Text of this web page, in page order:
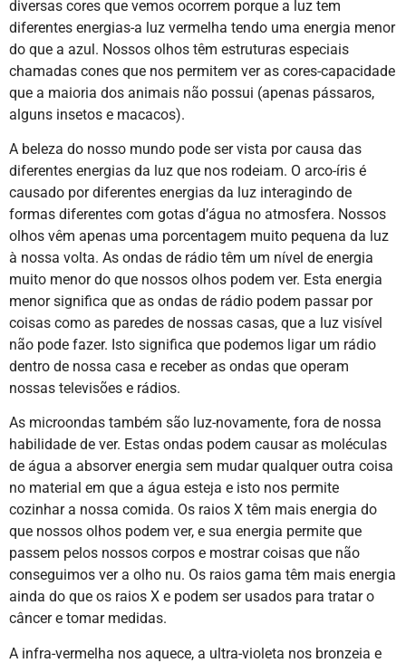
diversas cores que vemos ocorrem porque a luz tem
diferentes energias-a luz vermelha tendo uma energia menor
do que a azul. Nossos olhos têm estruturas especiais
chamadas cones que nos permitem ver as cores-capacidade
que a maioria dos animais não possui (apenas pássaros,
alguns insetos e macacos).
A beleza do nosso mundo pode ser vista por causa das
diferentes energias da luz que nos rodeiam. O arco-íris é
causado por diferentes energias da luz interagindo de
formas diferentes com gotas d’água no atmosfera. Nossos
olhos vêm apenas uma porcentagem muito pequena da luz
à nossa volta. As ondas de rádio têm um nível de energia
muito menor do que nossos olhos podem ver. Esta energia
menor significa que as ondas de rádio podem passar por
coisas como as paredes de nossas casas, que a luz visível
não pode fazer. Isto significa que podemos ligar um rádio
dentro de nossa casa e receber as ondas que operam
nossas televisões e rádios.
As microondas também são luz-novamente, fora de nossa
habilidade de ver. Estas ondas podem causar as moléculas
de água a absorver energia sem mudar qualquer outra coisa
no material em que a água esteja e isto nos permite
cozinhar a nossa comida. Os raios X têm mais energia do
que nossos olhos podem ver, e sua energia permite que
passem pelos nossos corpos e mostrar coisas que não
conseguimos ver a olho nu. Os raios gama têm mais energia
ainda do que os raios X e podem ser usados para tratar o
câncer e tomar medidas.
A infra-vermelha nos aquece, a ultra-violeta nos bronzeia e